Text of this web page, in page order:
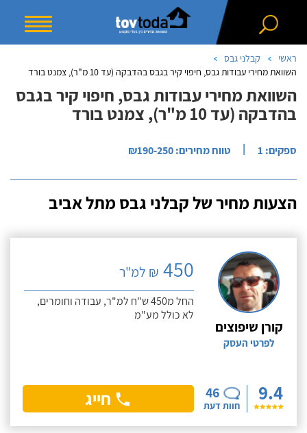
ראשי
קבלני גבס
השוואת מחירי עבודות גבס, חיפוי קיר בגבס בהדבקה (עד 10 מ"ר), צמנט בורד
השוואת מחירי עבודות גבס, חיפוי קיר בגבס
בהדבקה (עד 10 מ"ר), צמנט בורד
ספקים: 1 | טווח מחירים: ₪190-250
הצעות מחיר של קבלני גבס מתל אביב
קורן שיפוצים
לפרטי העסק
9.4
46
חוות דעת
450 ₪ למ"ר
החל מ450 ש"ח למ"ר, עבודה וחומרים,
לא כולל מע"מ
חייג